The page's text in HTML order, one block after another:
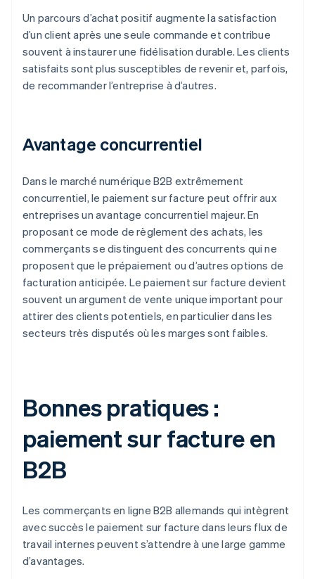
Un parcours d’achat positif augmente la satisfaction
d’un client après une seule commande et contribue
souvent à instaurer une fidélisation durable. Les clients
satisfaits sont plus susceptibles de revenir et, parfois,
de recommander l’entreprise à d’autres.
Avantage concurrentiel
Dans le marché numérique B2B extrêmement
concurrentiel, le paiement sur facture peut offrir aux
entreprises un avantage concurrentiel majeur. En
proposant ce mode de règlement des achats, les
commerçants se distinguent des concurrents qui ne
proposent que le prépaiement ou d’autres options de
facturation anticipée. Le paiement sur facture devient
souvent un argument de vente unique important pour
attirer des clients potentiels, en particulier dans les
secteurs très disputés où les marges sont faibles.
Bonnes pratiques :
paiement sur facture en
B2B
Les commerçants en ligne B2B allemands qui intègrent
avec succès le paiement sur facture dans leurs flux de
travail internes peuvent s’attendre à une large gamme
d’avantages.